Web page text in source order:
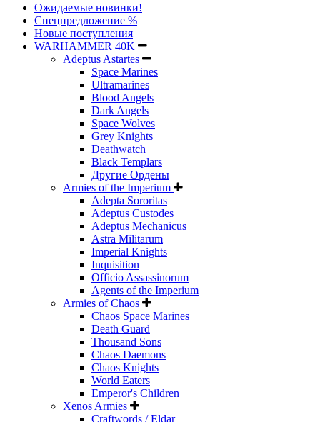
Ожидаемые новинки!
Спецпредложение %
Новые поступления
WARHAMMER 40K
Adeptus Astartes
Space Marines
Ultramarines
Blood Angels
Dark Angels
Space Wolves
Grey Knights
Deathwatch
Black Templars
Другие Ордены
Armies of the Imperium
Adepta Sororitas
Adeptus Custodes
Adeptus Mechanicus
Astra Militarum
Imperial Knights
Inquisition
Officio Assassinorum
Agents of the Imperium
Armies of Chaos
Chaos Space Marines
Death Guard
Thousand Sons
Chaos Daemons
Chaos Knights
World Eaters
Emperor's Children
Xenos Armies
Craftwords / Eldar